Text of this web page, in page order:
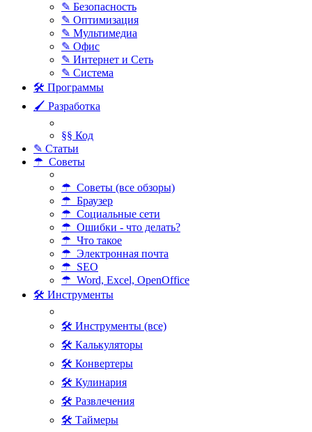
✎ Безопасность
✎ Оптимизация
✎ Мультимедиа
✎ Офис
✎ Интернет и Сеть
✎ Система
🛠 Программы
🖌 Разработка
§§ Код
✎ Статьи
☂ Советы
☂ Советы (все обзоры)
☂ Браузер
☂ Социальные сети
☂ Ошибки - что делать?
☂ Что такое
☂ Электронная почта
☂ SEO
☂ Word, Excel, OpenOffice
🛠 Инструменты
🛠 Инструменты (все)
🛠 Калькуляторы
🛠 Конвертеры
🛠 Кулинария
🛠 Развлечения
🛠 Таймеры